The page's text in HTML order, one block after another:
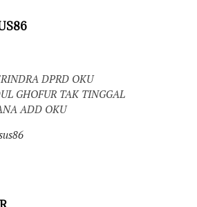
DPRD OKU
GHOFUR TAK TINGGAL
ADD OKU